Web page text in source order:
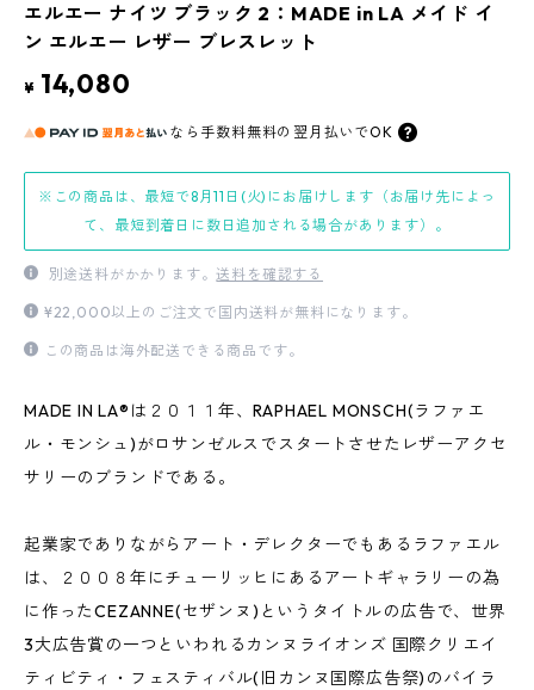
エルエー ナイツ ブラック 2：MADE in LA メイド イ
ン エルエー レザー ブレスレット
¥ 14,080
なら 手数料無料の 翌月払いでOK
※この商品は、最短で8月11日(火)にお届けします（お届け先によっ
て、最短到着日に数日追加される場合があります）。
別途送料がかかります。送料を確認する
¥22,000以上のご注文で国内送料が無料になります。
この商品は海外配送できる商品です。
MADE IN LA®は２０１１年、RAPHAEL MONSCH(ラファエ
ル・モンシュ)がロサンゼルスでスタートさせたレザーアクセ
サリーのブランドである。
起業家でありながらアート・デレクターでもあるラファエル
は、２００８年にチューリッヒにあるアートギャラリーの為
に作ったCEZANNE(セザンヌ)というタイトルの広告で、世界
3大広告賞の一つといわれるカンヌライオンズ 国際クリエイ
ティビティ・フェスティバル(旧カンヌ国際広告祭)のバイラ